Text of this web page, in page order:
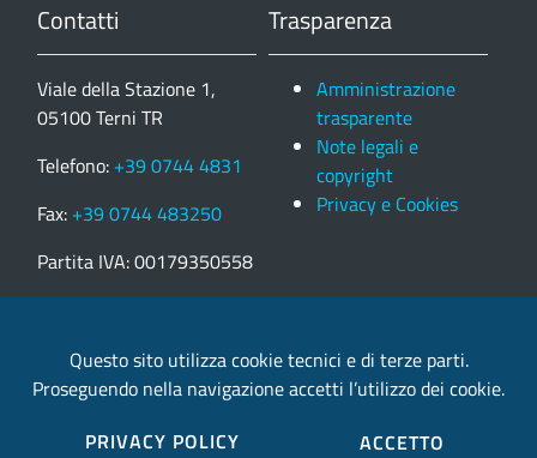
Contatti
Viale della Stazione 1,
05100 Terni TR
Telefono: +39 0744 4831
Fax: +39 0744 483250
Partita IVA: 00179350558
provincia.terni@postacert.umbria.it
Trasparenza
Amministrazione
trasparente
Note legali e
copyright
Privacy e Cookies
Credits
Questo sito utilizza cookie tecnici e di terze parti.
Proseguendo nella navigazione accetti l’utilizzo dei cookie.
PRIVACY POLICY
ACCETTO